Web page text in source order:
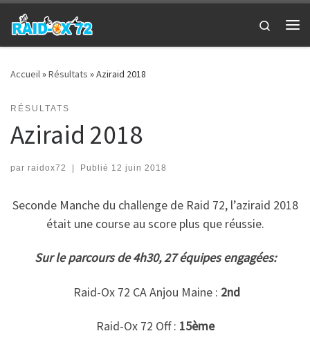
Passer au contenu
Search
Accueil»Résultats »Aziraid 2018
RÉSULTATS
Aziraid 2018
par raidox72 | Publié 12 juin 2018
Seconde Manche du challenge de Raid 72, l’aziraid 2018
était une course au score plus que réussie.
Sur le parcours de 4h30, 27 équipes engagées:
Raid-Ox 72 CA Anjou Maine : 2nd
Raid-Ox 72 Off : 15ème